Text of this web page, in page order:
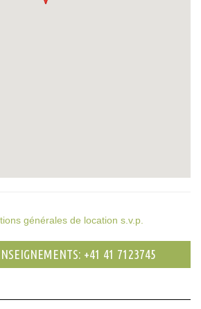
générales de location s.v.p.
+41 41 7123745